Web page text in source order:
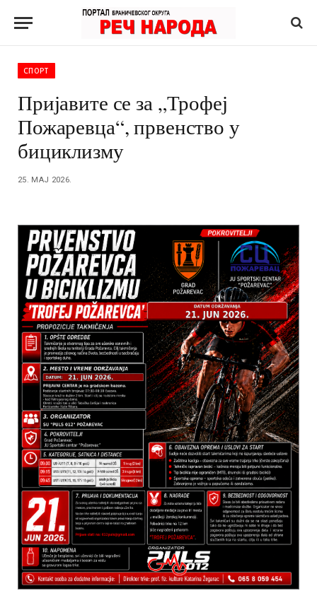
СПОРТ
Пријавите се за „Трофеј
Пожаревца“, првенство у
бициклизму
25. МАЈ 2026.